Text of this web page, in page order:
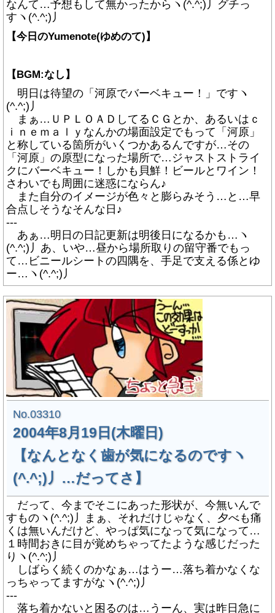
なんて…予想もして無かったからヽ(^.^;)丿グチっ
すヽ(^.^;)丿
【今日のYumenote(ゆめのて)】
【BGM:なし】
明日は待望の「河原でバーベキュー！」ですヽ
(^.^;)丿
まぁ…ＵＰＬＯＡＤしてるＣＧとか、あるいはｃ
ｉｎｅｍａｌｙなんかの場面設定でもって「河原」
と称している箇所がいくつかあるんですが…その
「河原」の原型になった場所で…ジャストストライ
クにバーベキュー！しかも貝鮮！ビールとワイン！
さわいでも周囲に迷惑にならん♪
また自分のイメージが色々と膨らみそう…と…早
合点しそうなそんな日♪
---
あぁ…明日の日記更新は明後日になるかも…ヽ
(^.^;)丿あ、いや…昼から場所取りの留守番でもっ
て…ビニールシートの四隅を、手足で支える係とゆ
ー…ヽ(^.^;)丿
No.03310
2004年8月19日(木曜日)
【なんとなく歯が気になるのですヽ
(^.^;)丿…だってさ】
だって、今までそこにあった形状が、今無いんで
すものヽ(^.^;)丿まぁ、それだけじゃなく、夕べも痛
くは無いんだけど、やっぱ気になって気になって…
１時間おきに目が覚めちゃってたような感じだった
りヽ(^.^;)丿
しばらく続くのかなぁ…はうー…落ち着かなくな
っちゃってますがなヽ(^.^;)丿
---
落ち着かないと困るのは…うーん、実は昨日急に